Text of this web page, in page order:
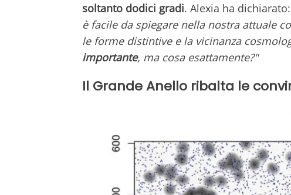
soltanto dodici gradi. Alexia ha dichiarato:
è facile da spiegare nella nostra attuale
le forme distintive e la vicinanza
importante, ma cosa esattamente?"
Il Grande Anello ribalta le